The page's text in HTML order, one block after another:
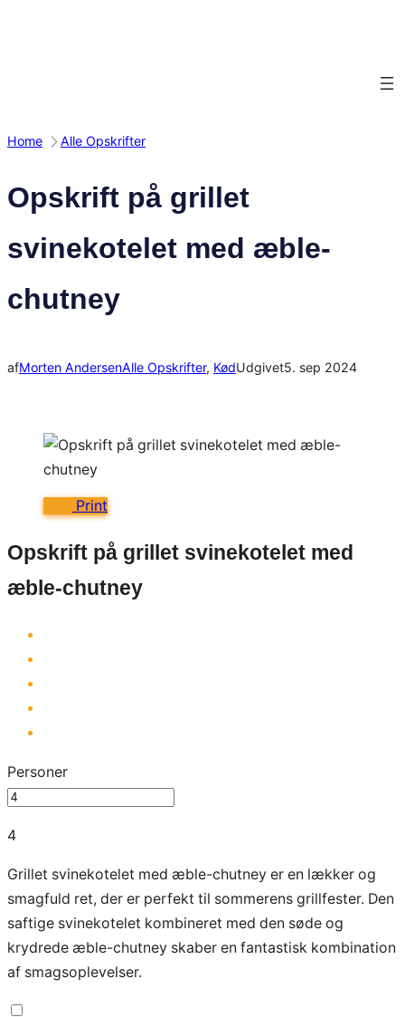
Home Alle Opskrifter
Opskrift på grillet
svinekotelet med æble-
chutney
afMorten AndersenAlle Opskrifter, KødUdgivet5. sep 2024
Print
Opskrift på grillet svinekotelet med
æble-chutney
Personer
4
Grillet svinekotelet med æble-chutney er en lækker og
smagfuld ret, der er perfekt til sommerens grillfester. Den
saftige svinekotelet kombineret med den søde og
krydrede æble-chutney skaber en fantastisk kombination
af smagsoplevelser.